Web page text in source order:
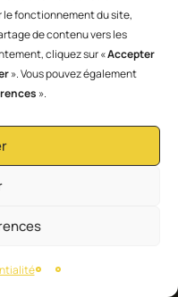
le fonctionnement du site,
de contenu vers les
cliquez sur «Accepter
». Vous pouvez également
».